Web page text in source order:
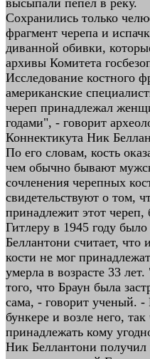
высыпали пепел в реку.
Сохранились только
фрагмент черепа и
диванной обивки,
архивы Комитета
Исследование костного
американские
череп принадлежал
годами", - говорит
Коннектикута Ник
По его словам, кость
чем обычно бывают
сочленения черепных
свидетельствуют о том,
принадлежит этот
Гитлеру в 1945 году было
Беллантони считает,
кости не мог
умерла в возрасте 33
того, что Браун была
сама, - говорит ученый.
бункере и возле него,
принадлежать кому
Ник Беллантони